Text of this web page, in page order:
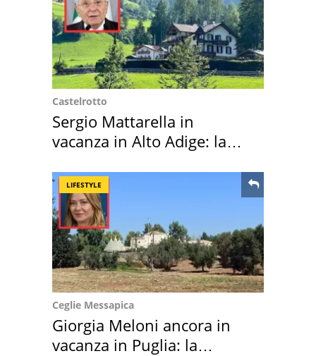
Castelrotto
Sergio Mattarella in
vacanza in Alto Adige: la
LIFESTYLE
Ceglie Messapica
Giorgia Meloni ancora in
vacanza in Puglia: la